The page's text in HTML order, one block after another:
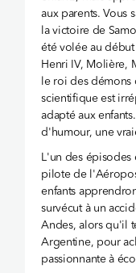
aux parents. Vous
la victoire de
été volée au
Henri IV, Molière,
le roi des démons
scientifique est
adapté aux
d'humour, une
L'un des épisodes
pilote de
enfants
survécut à un
Andes, alors qu'il
Argentine, pour
passionnante à